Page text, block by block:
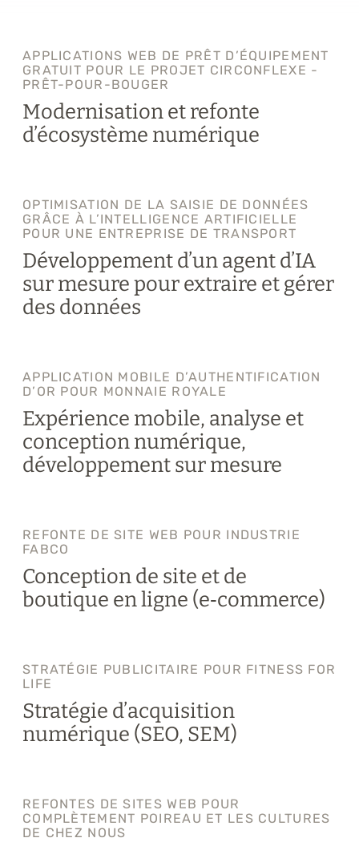
APPLICATIONS WEB DE PRÊT D’ÉQUIPEMENT
GRATUIT POUR LE PROJET CIRCONFLEXE -
PRÊT-POUR-BOUGER
Modernisation et refonte
d’écosystème numérique
OPTIMISATION DE LA SAISIE DE DONNÉES
GRÂCE À L’INTELLIGENCE ARTIFICIELLE
POUR UNE ENTREPRISE DE TRANSPORT
Développement d’un agent d’IA
sur mesure pour extraire et gérer
des données
APPLICATION MOBILE D’AUTHENTIFICATION
D’OR POUR MONNAIE ROYALE
Expérience mobile, analyse et
conception numérique,
développement sur mesure
REFONTE DE SITE WEB POUR INDUSTRIE
FABCO
Conception de site et de
boutique en ligne (e‑commerce)
STRATÉGIE PUBLICITAIRE POUR FITNESS FOR
LIFE
Stratégie d’acquisition
numérique (SEO, SEM)
REFONTES DE SITES WEB POUR
COMPLÈTEMENT POIREAU ET LES CULTURES
DE CHEZ NOUS